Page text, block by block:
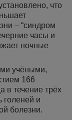
что
– “синдром
часы и
ночные
учёными,
166
в течение трёх
голеней и
болезни.